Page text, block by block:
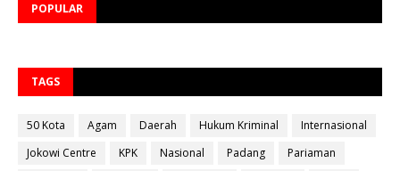
POPULAR
TAGS
50 Kota Agam Daerah Hukum Kriminal
Internasional
Jokowi Centre
KPK Nasional Padang Pariaman